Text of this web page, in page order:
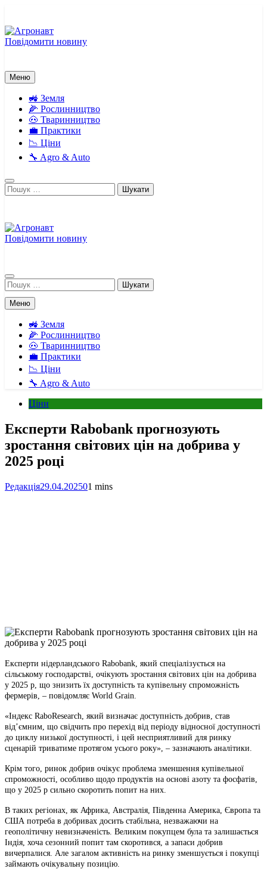
вмісту
Повідомити новину
Меню
🚜 Земля
🌽 Рослинництво
🐽 Тваринництво
💼 Практики
📉 Ціни
🔧 Agro & Auto
Пошук:
Повідомити новину
Пошук:
Меню
🚜 Земля
🌽 Рослинництво
🐽 Тваринництво
💼 Практики
📉 Ціни
🔧 Agro & Auto
Ціни
Експерти Rabobank прогнозують
зростання світових цін на добрива у
2025 році
Редакція29.04.202501 mins
Link
Print
Експерти нідерландського Rabobank, який спеціалізується на
сільському господарстві, очікують зростання світових цін на добрива
у 2025 р, що знизить їх доступність та купівельну спроможність
фермерів, – повідомляє World Grain.
«Індекс RaboResearch, який визначає доступність добрив, став
від’ємним, що свідчить про перехід від періоду відносної доступності
до циклу низької доступності, і цей несприятливий для ринку
сценарій триватиме протягом усього року», – зазначають аналітики.
Крім того, ринок добрив очікує проблема зменшення купівельної
спроможності, особливо щодо продуктів на основі азоту та фосфатів,
що у 2025 р сильно скоротить попит на них.
В таких регіонах, як Африка, Австралія, Південна Америка, Європа та
США потреба в добривах досить стабільна, незважаючи на
геополітичну невизначеність. Великим покупцем була та залишається
Індія, хоча сезонний попит там скоротився, а запаси добрив
вичерпалися. Але загалом активність на ринку зменшується і покупці
займають очікувальну позицію.